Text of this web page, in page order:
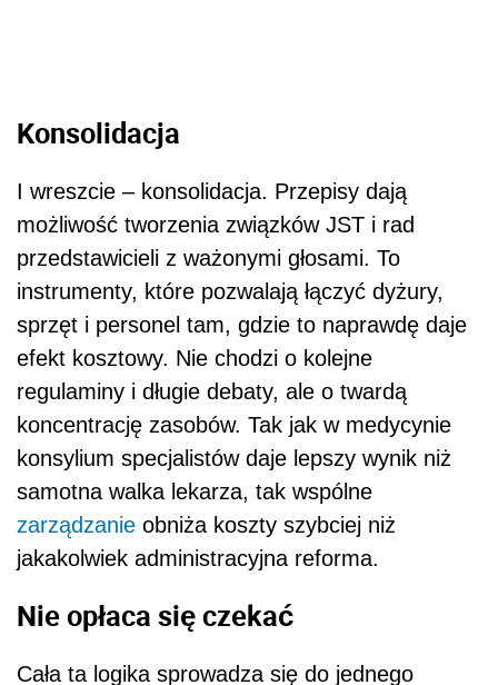
Konsolidacja
I wreszcie – konsolidacja. Przepisy dają
możliwość tworzenia związków JST i rad
przedstawicieli z ważonymi głosami. To
instrumenty, które pozwalają łączyć dyżury,
sprzęt i personel tam, gdzie to naprawdę daje
efekt kosztowy. Nie chodzi o kolejne
regulaminy i długie debaty, ale o twardą
koncentrację zasobów. Tak jak w medycynie
konsylium specjalistów daje lepszy wynik niż
samotna walka lekarza, tak wspólne
zarządzanie obniża koszty szybciej niż
jakakolwiek administracyjna reforma.
Nie opłaca się czekać
Cała ta logika sprowadza się do jednego